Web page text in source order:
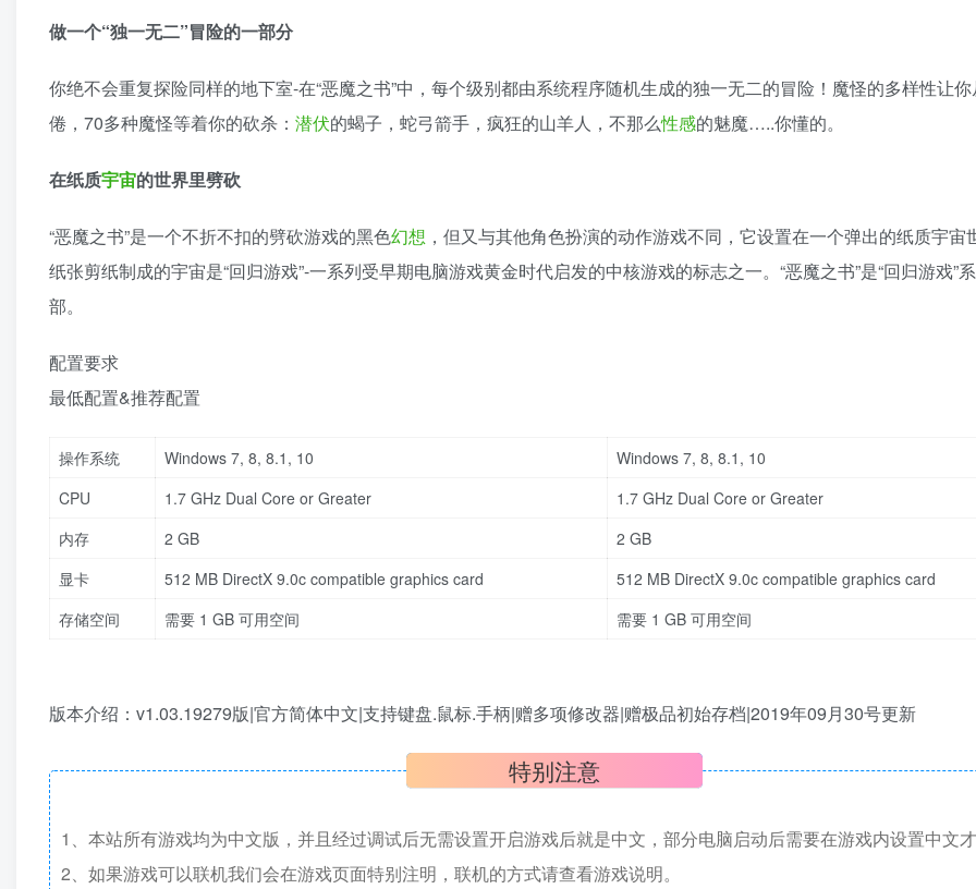
做一个“独一无二”冒险的一部分
你绝不会重复探险同样的地下室-在“恶魔之书”中，每个级别都由系统程序随机生成的独一无二的冒险！魔怪的多样性让
倦，70多种魔怪等着你的砍杀： 潜伏的蝎子，蛇弓箭手，疯狂的山羊人，不那么性感的魅魔…..你懂的。
在纸质宇宙的世界里劈砍
“恶魔之书”是一个不折不扣的劈砍游戏的黑色幻想 ，但又与其他角色扮演的动作游戏不同，它设置在一个弹出的纸质宇宙
纸张剪纸制成的宇宙是“回归游戏”-一系列受早期电脑游戏黄金时代启发的中核游戏的标志之一。“恶魔之书”是“回归游戏”
部。
配置要求
最低配置&推荐配置
操作系统 Windows 7, 8, 8.1, 10
Windows 7, 8, 8.1, 10
CPU
1.7 GHz Dual Core or Greater
1.7 GHz Dual Core or Greater
内存
2 GB
2 GB
显卡
512 MB DirectX 9.0c compatible graphics card
512 MB DirectX 9.0c compatible graphics card
存储空间
需要 1 GB 可用空间 需要 1 GB 可用空间
版本介绍：v1.03.19279版|官方简体中文|支持键盘.鼠标.手柄|赠多项修改器|赠极品初始存档|2019年09月30号更新
特别注意
1、本站所有游戏均为中文版，并且经过调试后无需设置开启游戏后就是中文，部分电脑启动后需要在游戏内设置中文才
2、如果游戏可以联机我们会在游戏页面特别注明，联机的方式请查看游戏说明。